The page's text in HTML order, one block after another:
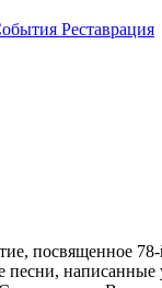
Реставрация
посвященное
песни,